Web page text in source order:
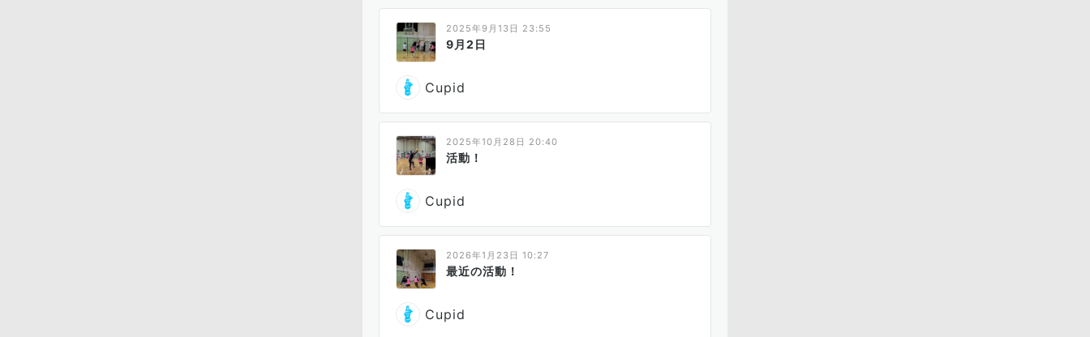
2025年9月13日 23:55
9月2日
Cupid
2025年10月28日 20:40
活動！
Cupid
2026年1月23日 10:27
最近の活動！
Cupid